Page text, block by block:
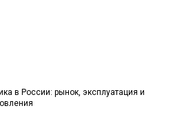
в России: рынок, эксплуатация и